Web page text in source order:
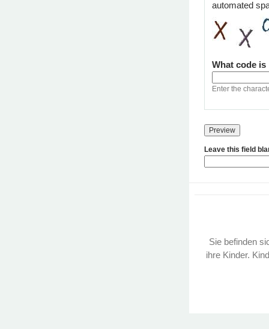
automated
What code
Enter the
Leave this field
Sie befinden
ihre Kinder.